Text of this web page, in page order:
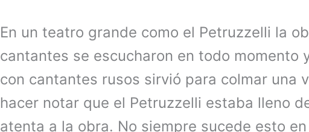
En un teatro grande como el Petruzzelli la
cantantes se escucharon en todo momento
con cantantes rusos sirvió para colmar una
hacer notar que el Petruzzelli estaba lleno
atenta a la obra. No siempre sucede esto